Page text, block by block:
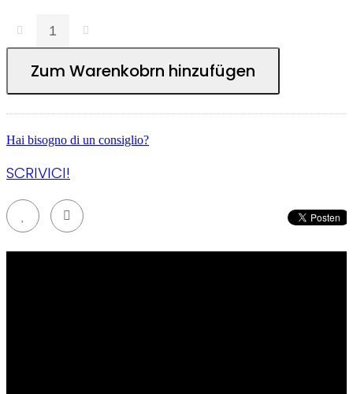
Zum Warenkobrn hinzufügen
Hai bisogno di un consiglio?
SCRIVICI!